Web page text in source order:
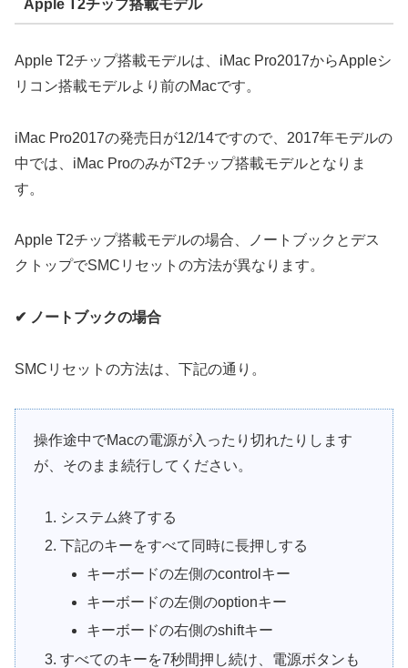
Apple T2チップ搭載モデル
Apple T2チップ搭載モデルは、iMac Pro2017からAppleシ
リコン搭載モデルより前のMacです。
iMac Pro2017の発売日が12/14ですので、2017年モデルの
中では、iMac ProのみがT2チップ搭載モデルとなりま
す。
Apple T2チップ搭載モデルの場合、ノートブックとデス
クトップでSMCリセットの方法が異なります。
✔ ノートブックの場合
SMCリセットの方法は、下記の通り。
操作途中でMacの電源が入ったり切れたりします
が、そのまま続行してください。
システム終了する
下記のキーをすべて同時に長押しする
キーボードの左側のcontrolキー
キーボードの左側のoptionキー
キーボードの右側のshiftキー
すべてのキーを7秒間押し続け、電源ボタンも